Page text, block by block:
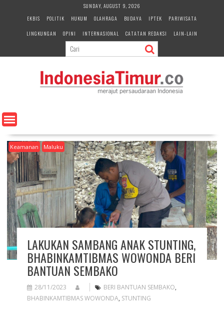
e
n
SUNDAY, AUGUST 9, 2026
EKBIS
POLITIK HUKUM OLAHRAGA BUDAYA IPTEK
PARIWISATA
LINGKUNGAN
OPINI INTERNASIONAL CATATAN REDAKSI LAIN-LAIN
Keamanan Maluku
LAKUKAN SAMBANG ANAK STUNTING,
BHABINKAMTIBMAS WOWONDA BERI
BANTUAN SEMBAKO
28/11/2023 BERI BANTUAN SEMBAKO,
BHABINKAMTIBMAS WOWONDA, STUNTING